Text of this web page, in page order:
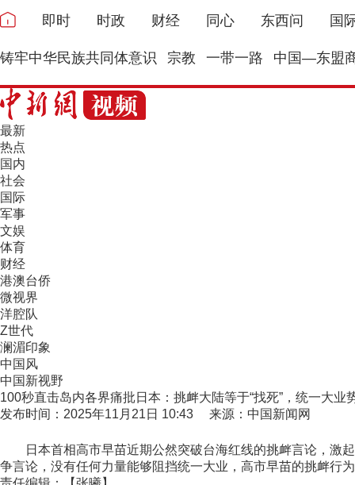
即时 时政 财经 同心 东西问 国
铸牢中华民族共同体意识 宗教 一带一路 中国—东盟
最新
热点
国内
社会
国际
军事
文娱
体育
财经
港澳台侨
微视界
洋腔队
Z世代
澜湄印象
中国风
中国新视野
100秒直击岛内各界痛批日本：挑衅大陆等于“找死”，统一大业
发布时间：2025年11月21日 10:43 来源：中国新闻网
日本首相高市早苗近期公然突破台海红线的挑衅言论，激起
争言论，没有任何力量能够阻挡统一大业，高市早苗的挑衅行